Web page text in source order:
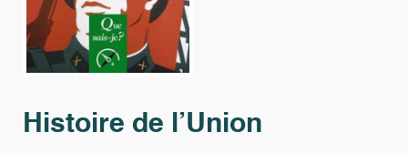
Histoire de l’Union